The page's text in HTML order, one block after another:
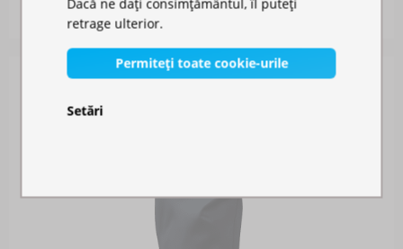
274,00 RON
Dacă ne dați consimțământul, îl puteți
retrage ulterior.
Permiteți toate cookie-urile
Setări